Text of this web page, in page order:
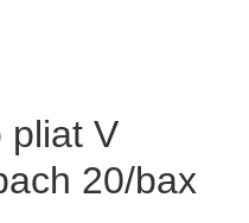
pliat V
20/bax